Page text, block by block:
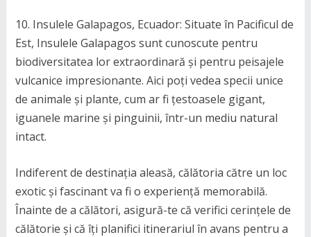
10. Insulele Galapagos, Ecuador: Situate în Pacificul de
Est, Insulele Galapagos sunt cunoscute pentru
biodiversitatea lor extraordinară și pentru peisajele
vulcanice impresionante. Aici poți vedea specii unice
de animale și plante, cum ar fi țestoasele gigant,
iguanele marine și pinguinii, într-un mediu natural
intact.
Indiferent de destinația aleasă, călătoria către un loc
exotic și fascinant va fi o experiență memorabilă.
Înainte de a călători, asigură-te că verifici cerințele de
călătorie și că îți planifici itinerariul în avans pentru a